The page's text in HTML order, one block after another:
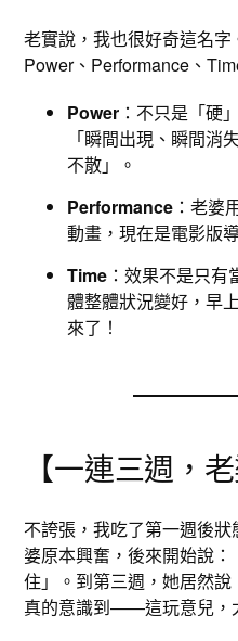
老實說，我也很好奇這名
Power、Performance、
Power ：不只是「硬
「瞬間出現、瞬間消
不散」。
Performance ：老婆
動畫，現在是電影版
Time ：效果不是只
體整體狀況變好，早
來了！
【一連三週，
不誇張，我吃了第一週後
婆原本興奮，後來開始說
住」。到第三週，她居然
真的意識到——這玩意兒，